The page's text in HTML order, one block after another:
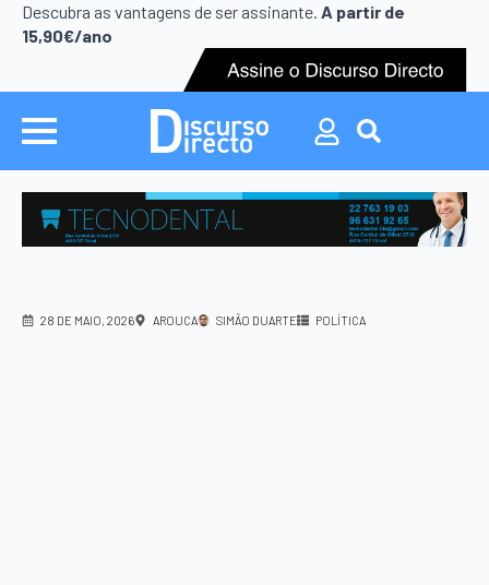
Descubra as vantagens de ser assinante. A partir de
15,90€/ano
Search
for:
28 DE MAIO, 2026 AROUCA SIMÃO DUARTE POLÍTICA